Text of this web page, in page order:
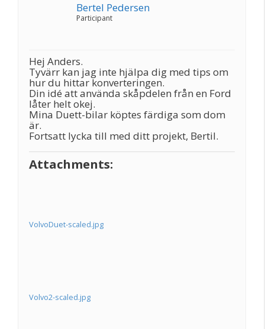
Bertel Pedersen
Participant
Hej Anders.
Tyvärr kan jag inte hjälpa dig med tips om
hur du hittar konverteringen.
Din idé att använda skåpdelen från en Ford
låter helt okej.
Mina Duett-bilar köptes färdiga som dom
är.
Fortsatt lycka till med ditt projekt, Bertil.
Attachments:
VolvoDuet-scaled.jpg
Volvo2-scaled.jpg